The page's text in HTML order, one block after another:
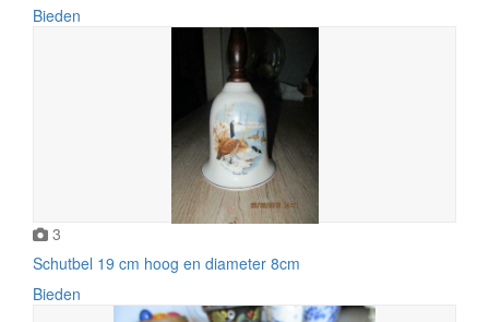
Bieden
3
Schutbel 19 cm hoog en diameter 8cm
Bieden